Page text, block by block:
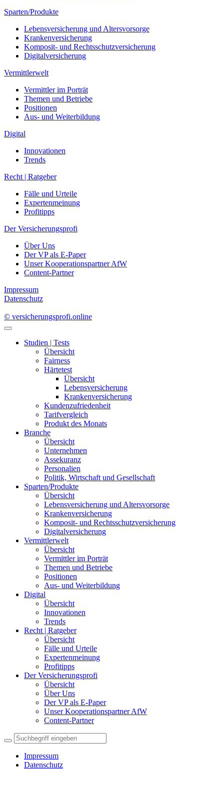
Sparten/Produkte
Lebensversicherung und Altersvorsorge
Krankenversicherung
Komposit- und Rechtsschutzversicherung
Digitalversicherung
Vermittlerwelt
Vermittler im Porträt
Themen und Betriebe
Positionen
Aus- und Weiterbildung
Digital
Innovationen
Trends
Recht | Ratgeber
Fälle und Urteile
Expertenmeinung
Profitipps
Der Versicherungsprofi
Über Uns
Der VP als E-Paper
Unser Kooperationspartner AfW
Content-Partner
Impressum
Datenschutz
© versicherungsprofi.online
Studien | Tests
Übersicht
Fairness
Härtetest
Übersicht
Lebensversicherung
Krankenversicherung
Kundenzufriedenheit
Tarifvergleich
Produkt des Monats
Branche
Übersicht
Unternehmen
Assekuranz
Personalien
Politik, Wirtschaft und Gesellschaft
Sparten/Produkte
Übersicht
Lebensversicherung und Altersvorsorge
Krankenversicherung
Komposit- und Rechtsschutzversicherung
Digitalversicherung
Vermittlerwelt
Übersicht
Vermittler im Porträt
Themen und Betriebe
Positionen
Aus- und Weiterbildung
Digital
Übersicht
Innovationen
Trends
Recht | Ratgeber
Übersicht
Fälle und Urteile
Expertenmeinung
Profitipps
Der Versicherungsprofi
Übersicht
Über Uns
Der VP als E-Paper
Unser Kooperationspartner AfW
Content-Partner
Impressum
Datenschutz